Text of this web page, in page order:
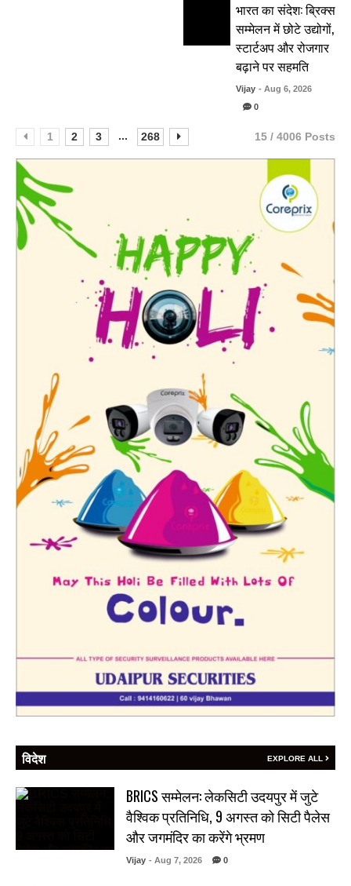
भारत का संदेश: ब्रिक्स
सम्मेलन में छोटे उद्योगों,
स्टार्टअप और रोजगार
बढ़ाने पर सहमति
Vijay - Aug 6, 2026
0
1 2 3 ... 268 15 / 4006 Posts
विदेश EXPLORE ALL
BRICS सम्मेलन: लेकसिटी उदयपुर में जुटे
वैश्विक प्रतिनिधि, 9 अगस्त को सिटी पैलेस
और जगमंदिर का करेंगे भ्रमण
Vijay - Aug 7, 2026 0